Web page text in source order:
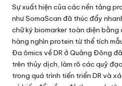
Sự xuất hiện của các nền tảng
như SomaScan đã thúc đẩy
chữ ký biomarker toàn diện
hàng nghìn protein từ thể tích
Đa ômics về DR ở Quảng Đông
trên thủy dịch, làm rõ các quỹ
trong quá trình tiến triển DR và